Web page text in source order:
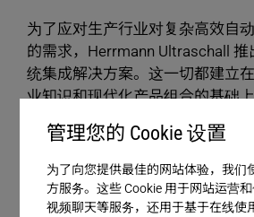
管理您的 Cookie 设置
为了向您提供最佳的网站体验，我们
方服务。这些 Cookie 用于网站运营
视频聊天等服务，还用于基于在线使
产品
企业
客户服务
为了应对生产行业对复杂高效自
的需求，Herrmann Ultraschall
统集成解决方案。这一切都建立
业知识和现代化产品组合的基础
Ultraschall 为安全灵活地应用自
实的基础。